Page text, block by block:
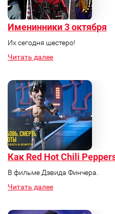
Именинники 3 октября
Их сегодня шестеро!
Читать далее
Как Red Hot Chili
В фильме Дэвида Финчера.
Читать далее